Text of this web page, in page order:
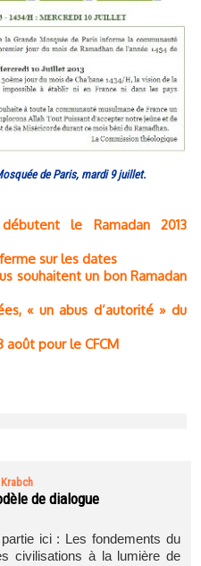
de Paris, mardi 9 juillet.
le Ramadan 2013
sur les dates
souhaitent un bon Ramadan
« un abus d’autorité » du
août pour le CFCM
de dialogue
ici : Les fondements du
civilisations à la lumière de